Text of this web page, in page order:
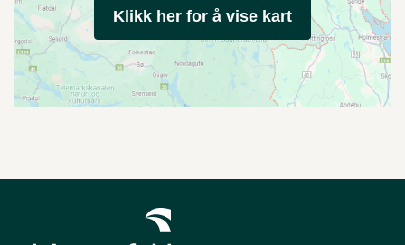
Klikk her for å vise kart